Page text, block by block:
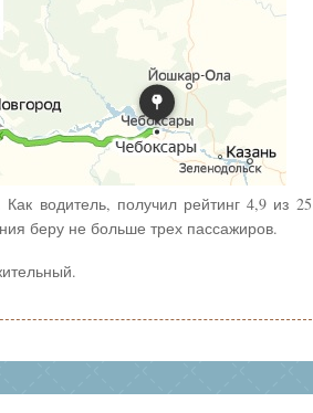
водитель, получил рейтинг 4,9 из 25
беру не больше трех пассажиров.